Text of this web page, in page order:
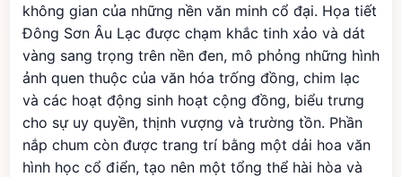
không gian của những nền văn minh cổ đại. Họa tiết
Đông Sơn Âu Lạc được chạm khắc tinh xảo và dát
vàng sang trọng trên nền đen, mô phỏng những hình
ảnh quen thuộc của văn hóa trống đồng, chim lạc
và các hoạt động sinh hoạt cộng đồng, biểu trưng
cho sự uy quyền, thịnh vượng và trường tồn. Phần
nắp chum còn được trang trí bằng một dải hoa văn
hình học cổ điển, tạo nên một tổng thể hài hòa và